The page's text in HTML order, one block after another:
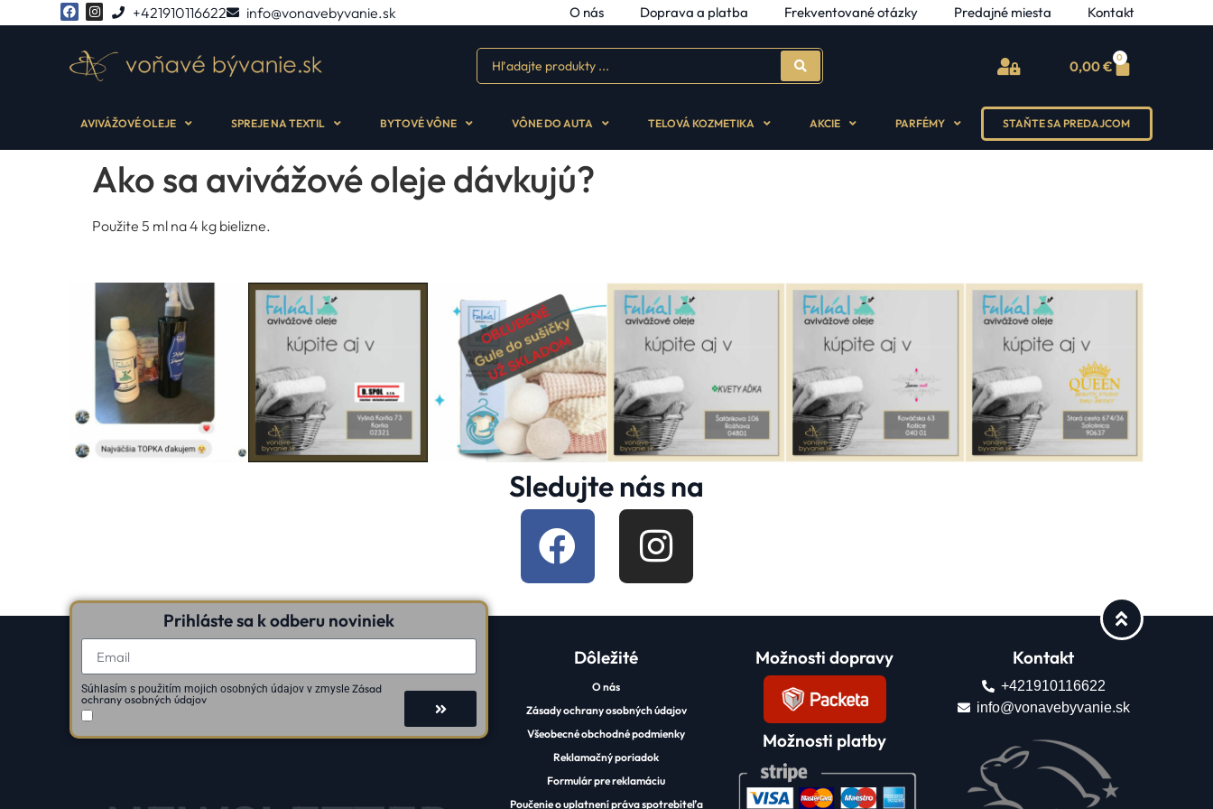
+421910116622 info@vonavebyvanie.sk O nás Doprava a platba Frekventované otázky Predajné miesta Kontakt
0,00€
0
AVIVÁŽOVÉ OLEJE SPREJE NA TEXTIL BYTOVÉ VÔNE VÔNE DO AUTA TELOVÁ KOZMETIKA AKCIE PARFÉMY STAŇTE SA PREDAJCOM
Ako sa avivážové oleje dávkujú?
Použite 5 ml na 4 kg bielizne.
Sledujte nás na
Prihláste sa k odberu noviniek
Súhlasím s použitím mojich osobných údajov v zmysleZásad
ochrany osobných údajov
Dôležité
O nás
Zásady ochrany osobných údajov
Všeobecné obchodné podmienky
Reklamačný poriadok
Formulár pre reklamáciu
Poučenie o uplatnení práva spotrebiteľa
Možnosti dopravy
Možnosti platby
Kontakt
+421910116622
info@vonavebyvanie.sk